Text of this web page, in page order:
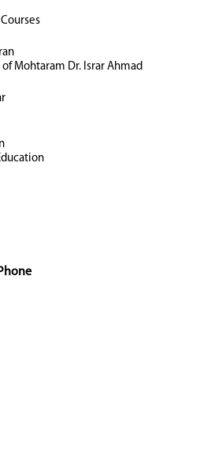
Mohtaram Dr. Israr Ahmad